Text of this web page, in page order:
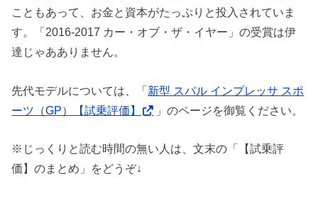
こともあって、お金と資本がたっぷりと投入されていま
す。「2016-2017 カー・オブ・ザ・イヤー」の受賞は伊
達じゃあありません。
先代モデルについては、「新型 スバル インプレッサ スポ
ーツ（GP）【試乗評価】
」のページを御覧ください。
※じっくりと読む時間の無い人は、文末の「【試乗評
価】のまとめ」をどうぞ↓